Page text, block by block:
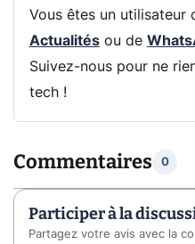
Vous êtes un utilisateur
Actualitésou de
Suivez-nous pour ne
tech !
Commentaires 0
Participer à la
Partagez votre avis avec la